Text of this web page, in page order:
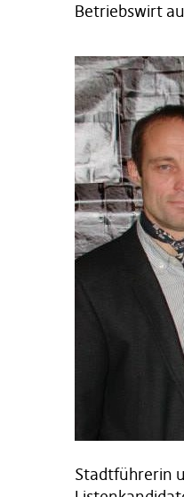
Betriebswirt
Stadtführerin